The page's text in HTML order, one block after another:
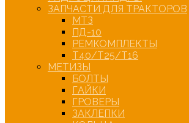
ЗАПЧАСТИ ДЛЯ ТРАКТОРОВ
МТЗ
ПД-10
РЕМКОМПЛЕКТЫ
Т40/Т25/Т16
МЕТИЗЫ
БОЛТЫ
ГАЙКИ
ГРОВЕРЫ
ЗАКЛЕПКИ